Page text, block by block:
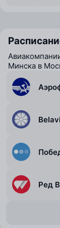
Минска в
Ред